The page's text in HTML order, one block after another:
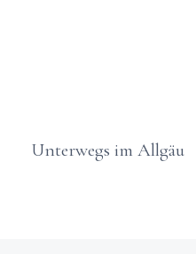
Unterwegs im Allgäu